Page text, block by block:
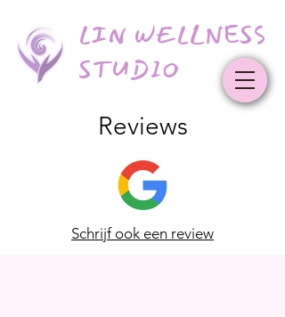
LIN WELLNESS
STUDIO
Reviews
Schrijf ook een review